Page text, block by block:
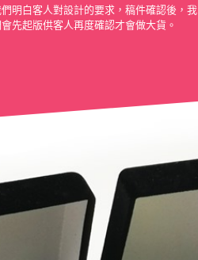
明白客人對設計的要求，稿件確認後，我
先起版供客人再度確認才會做大貨。